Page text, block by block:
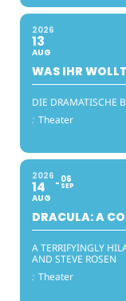
2026
13
AUG
WAS IHR WOLLT
DIE DRAMATISCHE
: Theater
2026
14
AUG
06
SEP
DRACULA: A
A TERRIFYINGLY
AND STEVE ROSEN
: Theater